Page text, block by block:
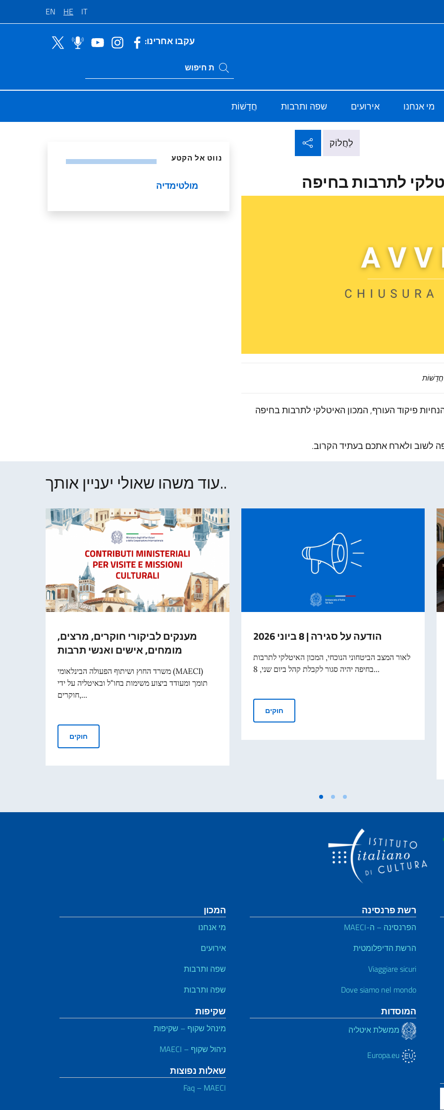
IT
HE
EN
עקבו אחרינו:
Ricerca sito live
חפש באתר
מי אנחנו אירועים שפה ותרבות חֲדָשׁוֹת
לַחֲלוֹק
לתרבות בחיפה
חֲדָשׁוֹת
פיקוד העורף, המכון האיטלקי לתרבות בחיפה
לשוב ולארח אתכם בעתיד הקרוב.
נווט אל הקטע
מולטימדיה
עוד משהו שאולי יעניין אותך..
מענקים לביקורי חוקרים, מרצים,
מומחים, אישים ואנשי תרבות
משרד החוץ ושיתוף הפעולה הבינלאומי (MAECI)
תומך ומעודד ביצוע משימות בחו"ל ובאיטליה על ידי
חוקרים,...
חוקים
הודעה על סגירה | 8 ביוני 2026
לאור המצב הביטחוני הנוכחי, המכון האיטלקי לתרבות
בחיפה יהיה סגור לקבלת קהל ביום שני, 8...
חוקים
רשת פרנסינה
הפרנסינה – ה-MAECI
הרשת הדיפלומטית
Viaggiare sicuri
Dove siamo nel mondo
המוסדות
ממשלת איטליה
המכון
מי אנחנו
אירועים
שפה ותרבות
שפה ותרבות
שקיפות
מינהל שקוף – שקיפות
ניהול שקוף – MAECI
שאלות נפוצות
Faq – MAECI